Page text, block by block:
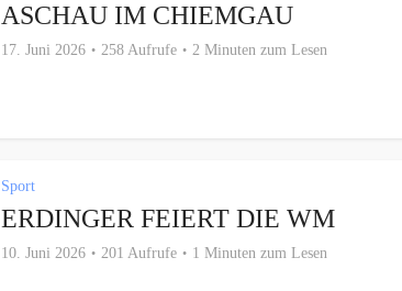
ASCHAU IM CHIEMGAU
17. Juni 2026 258 Aufrufe 2 Minuten zum Lesen
Sport
ERDINGER FEIERT DIE WM
10. Juni 2026 201 Aufrufe 1 Minuten zum Lesen